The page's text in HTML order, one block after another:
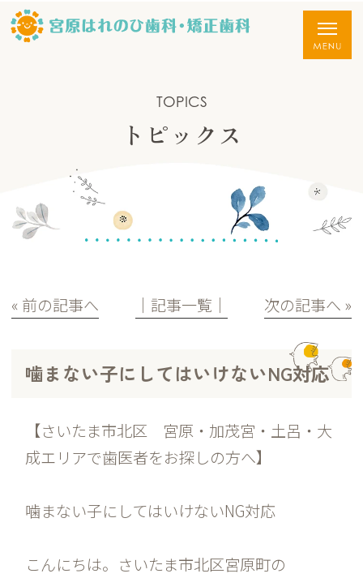
TOPICS
トピックス
« 前の記事へ │記事一覧│ 次の記事へ »
噛まない子にしてはいけないNG対応
【さいたま市北区 宮原・加茂宮・土呂・大
成エリアで歯医者をお探しの方へ】
噛まない子にしてはいけないNG対応
こんにちは。さいたま市北区宮原町の